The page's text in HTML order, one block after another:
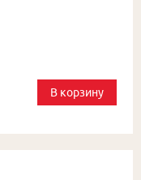
В корзину